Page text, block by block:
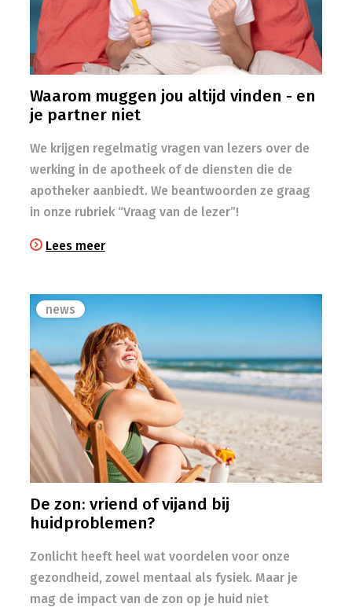
Waarom muggen jou altijd vinden - en
je partner niet
We krijgen regelmatig vragen van lezers over de
werking in de apotheek of de diensten die de
apotheker aanbiedt. We beantwoorden ze graag
in onze rubriek “Vraag van de lezer”!
Lees meer
news
De zon: vriend of vijand bij
huidproblemen?
Zonlicht heeft heel wat voordelen voor onze
gezondheid, zowel mentaal als fysiek. Maar je
mag de impact van de zon op je huid niet